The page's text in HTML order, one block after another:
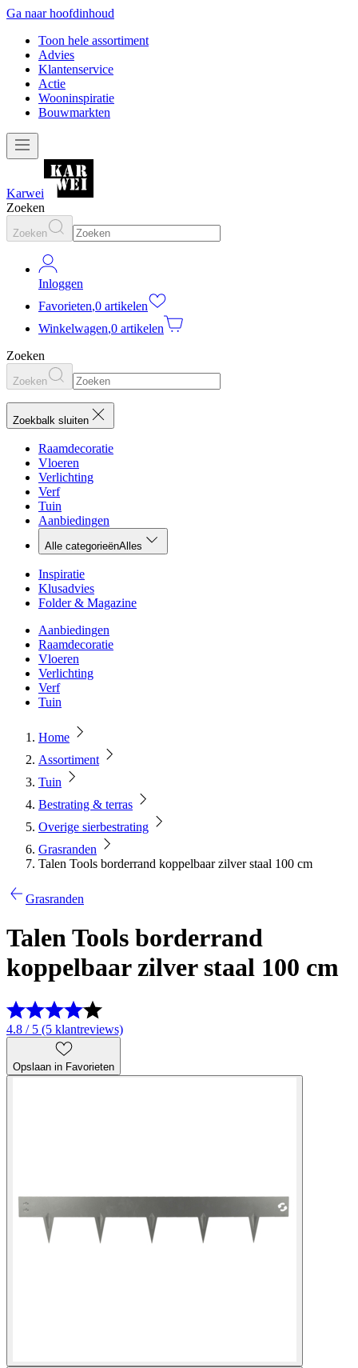
Ga naar hoofdinhoud
Toon hele assortiment
Advies
Klantenservice
Actie
Wooninspiratie
Bouwmarkten
Karwei
Zoeken
Zoeken
Inloggen
Favorieten,0 artikelen
Winkelwagen,0 artikelen
Zoeken
Zoeken
Zoekbalk sluiten
Raamdecoratie
Vloeren
Verlichting
Verf
Tuin
Aanbiedingen
Alle categorieënAlles
Inspiratie
Klusadvies
Folder & Magazine
Aanbiedingen
Raamdecoratie
Vloeren
Verlichting
Verf
Tuin
Home
Assortiment
Tuin
Bestrating & terras
Overige sierbestrating
Grasranden
Talen Tools borderrand koppelbaar zilver staal 100 cm
Grasranden
Talen Tools borderrand
koppelbaar zilver staal 100 cm
4.8 / 5 (5 klantreviews)
Opslaan in Favorieten